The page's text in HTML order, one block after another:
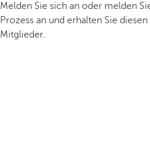
Melden Sie sich an oder melden
Prozess an und erhalten Sie
Mitglieder.